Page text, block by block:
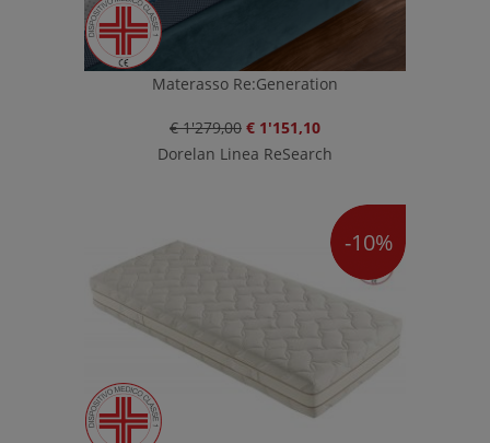
Materasso Re:Generation
€ 1'279,00 € 1'151,10
Dorelan Linea ReSearch
-10%